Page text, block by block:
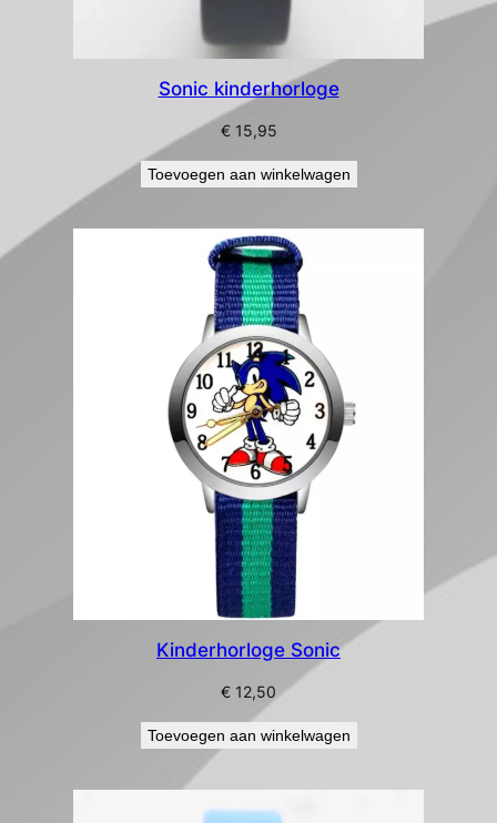
Sonic kinderhorloge
€15,95
Toevoegen aan winkelwagen
Kinderhorloge Sonic
€ 12,50
Toevoegen aan winkelwagen